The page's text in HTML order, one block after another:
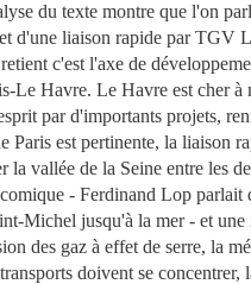
du texte montre que l'on
d'une liaison rapide par TGV
c'est l'axe de
Le Havre. Le Havre est cher à
par d'importants projets,
Paris est pertinente, la liaison
la vallée de la Seine entre les
- Ferdinand Lop parlait
Michel jusqu'à la mer - et une
des gaz à effet de serre, la
doivent se concentrer,